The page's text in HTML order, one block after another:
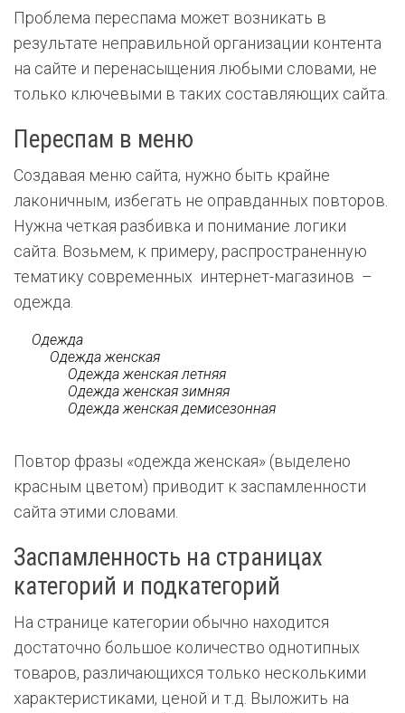
Проблема переспама может возникать в
результате неправильной организации контента
на сайте и перенасыщения любыми словами, не
только ключевыми в таких составляющих сайта.
Переспам в меню
Создавая меню сайта, нужно быть крайне
лаконичным, избегать не оправданных повторов.
Нужна четкая разбивка и понимание логики
сайта. Возьмем, к примеру, распространенную
тематику современных интернет-магазинов –
одежда.
Одежда
Одеждаженская
Одежда женскаялетняя
Одежда женская зимняя
Одежда женскаядемисезонная
Повтор фразы «одежда женская» (выделено
красным цветом) приводит к заспамленности
сайта этими словами.
Заспамленность на страницах
категорий и подкатегорий
На странице категории обычно находится
достаточно большое количество однотипных
товаров, различающихся только несколькими
характеристиками, ценой и т.д. Выложить на